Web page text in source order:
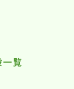
覧